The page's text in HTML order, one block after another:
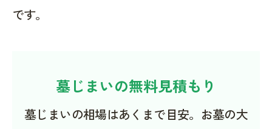
です。
墓じまいの無料見積もり
墓じまいの相場はあくまで目安。お墓の大